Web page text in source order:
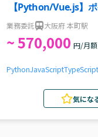
【Python/Vue.js】
テスター案件
業務委託 大阪府 本町駅
~ 570,000 円/月額
PythonJavaScriptTypeScript
気にな